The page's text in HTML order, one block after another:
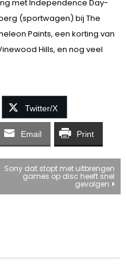
met Independence Day-
(sportwagen) bij The
Paints, een korting van
Hills, en nog veel
Twitter/X
Email Print
Sony dat stopt met uitbrengen
games op disc heeft snel
gevolgen